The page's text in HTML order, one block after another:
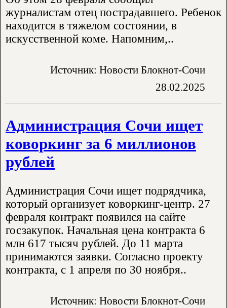
журналистам отец пострадавшего. Ребенок
находится в тяжелом состоянии, в
искусственной коме. Напомним,..
Источник: Новости Блокнот-Сочи
28.02.2025
Администрация Сочи ищет
коворкинг за 6 миллионов
рублей
Администрация Сочи ищет подрядчика,
который организует коворкинг-центр. 27
февраля контракт появился на сайте
госзакупок. Начальная цена контракта 6
млн 617 тысяч рублей. До 11 марта
принимаются заявки. Согласно проекту
контракта, с 1 апреля по 30 ноября..
Источник: Новости Блокнот-Сочи